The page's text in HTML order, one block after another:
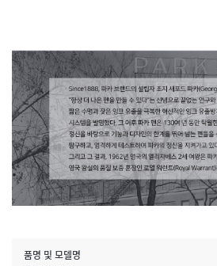
품명 및 모델명